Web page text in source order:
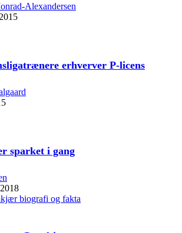
Alexandersen
erhverver P-licens
sparket i gang